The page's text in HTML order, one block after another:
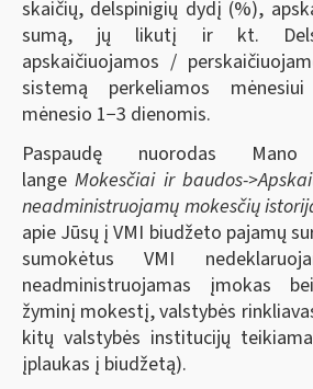
skaičių, delspinigių dydį (%),
sumą, jų likutį ir kt.
apskaičiuojamos /
sistemą perkeliamos
mėnesio 1−3 dienomis.
Paspaudę nuorodas
langeMokesčiai ir baudos-
neadministruojamų mokesčių
apie Jūsų į VMI biudžeto pajamų
sumokėtus VMI
neadministruojamas įmokas
žyminį mokestį, valstybės
kitų valstybės institucijų
įplaukas į biudžetą).